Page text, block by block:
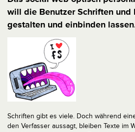
will die Benutzer Schriften und
gestalten und einbinden
Schriften gibt es viele. Doch während
den Verfasser aussagt, bleiben Texte im